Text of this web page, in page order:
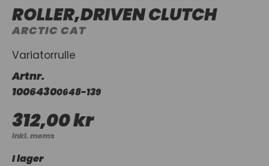
ROLLER,DRIVEN CLUTCH
ARCTIC CAT
Variatorrulle
Artnr.
10064300648-139
312,00 kr
Inkl. moms
I lager